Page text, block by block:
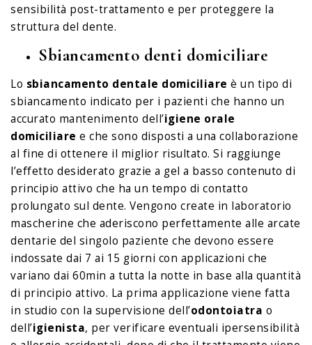
sensibilità post-trattamento e per proteggere la
struttura del dente.
Sbiancamento denti domiciliare
Lo sbiancamento dentale domiciliare è un tipo di
sbiancamento indicato per i pazienti che hanno un
accurato mantenimento dell’igiene orale
domiciliare e che sono disposti a una collaborazione
al fine di ottenere il miglior risultato. Si raggiunge
l’effetto desiderato grazie a gel a basso contenuto di
principio attivo che ha un tempo di contatto
prolungato sul dente. Vengono create in laboratorio
mascherine che aderiscono perfettamente alle arcate
dentarie del singolo paziente che devono essere
indossate dai 7 ai 15 giorni con applicazioni che
variano dai 60min a tutta la notte in base alla quantità
di principio attivo. La prima applicazione viene fatta
in studio con la supervisione dell’odontoiatra o
dell’igienista, per verificare eventuali ipersensibilità